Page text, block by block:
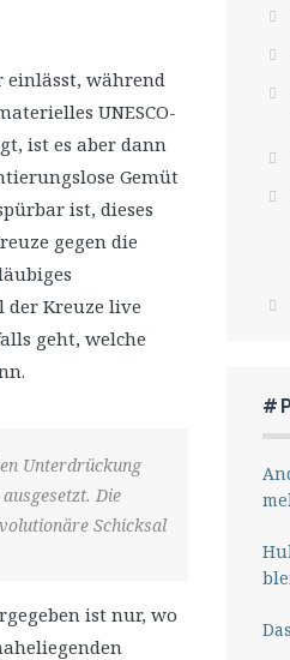
einlässt, während
UNESCO-
ist es aber dann
Gemüt
ist, dieses
gegen die
der Kreuze live
geht, welche
Unterdrückung
Die
Schicksal
ist nur, wo